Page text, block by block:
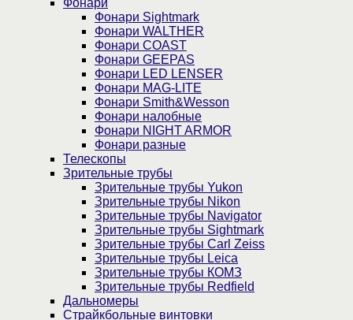
Фонари Sightmark
Фонари WALTHER
Фонари COAST
Фонари GEEPAS
Фонари LED LENSER
Фонари MAG-LITE
Фонари Smith&Wesson
Фонари налобные
Фонари NIGHT ARMOR
Фонари разные
Телескопы
Зрительные трубы
Зрительные трубы Yukon
Зрительные трубы Nikon
Зрительные трубы Navigator
Зрительные трубы Sightmark
Зрительные трубы Carl Zeiss
Зрительные трубы Leica
Зрительные трубы КОМЗ
Зрительные трубы Redfield
Дальномеры
Страйкбольные винтовки